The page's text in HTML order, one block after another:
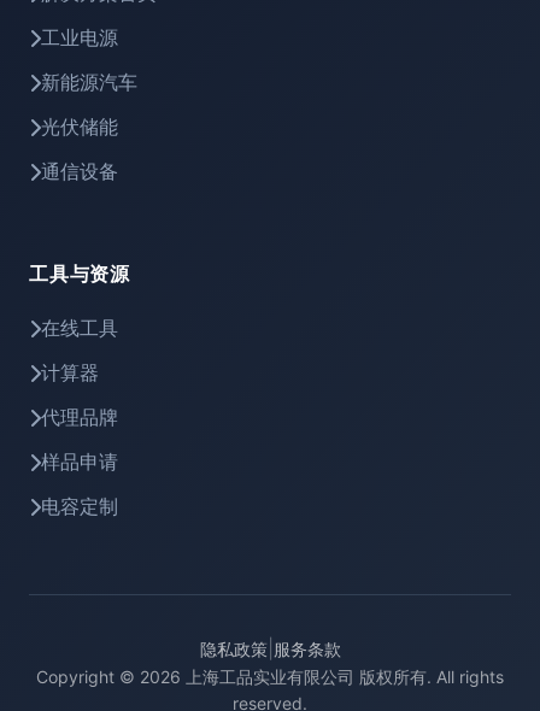
工业电源
新能源汽车
光伏储能
通信设备
工具与资源
在线工具
计算器
代理品牌
样品申请
电容定制
隐私政策| 服务条款
Copyright © 2026 上海工品实业有限公司 版权所有. All rights
reserved.